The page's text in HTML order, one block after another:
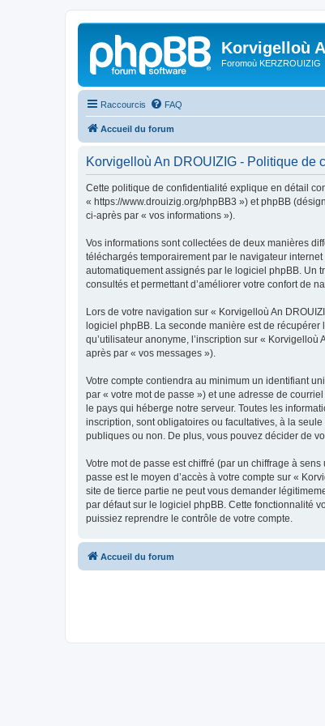
Korvigelloù
Foromoù KERZROUIZIG
Raccourcis FAQ
Accueil du forum
Korvigelloù An DROUIZIG - Politique de
Cette politique de confidentialité explique en détail
« https://www.drouizig.org/phpBB3 ») et phpBB
ci-après par « vos informations »).
Vos informations sont collectées de deux manières
téléchargés temporairement par le navigateur
automatiquement assignés par le logiciel phpBB. Un
consultés et permettant d’améliorer votre confort de
Lors de votre navigation sur « Korvigelloù An
logiciel phpBB. La seconde manière est de
qu’utilisateur anonyme, l’inscription sur «
après par « vos messages »).
Votre compte contiendra au minimum un identifiant
par « votre mot de passe ») et une adresse de
le pays qui héberge notre serveur. Toutes les
inscription, sont obligatoires ou facultatives, à la
publiques ou non. De plus, vous pouvez décider de
Votre mot de passe est chiffré (par un chiffrage à
passe est le moyen d’accès à votre compte sur «
site de tierce partie ne peut vous demander
par défaut sur le logiciel phpBB. Cette fonctionnalité
puissiez reprendre le contrôle de votre compte.
Accueil du forum